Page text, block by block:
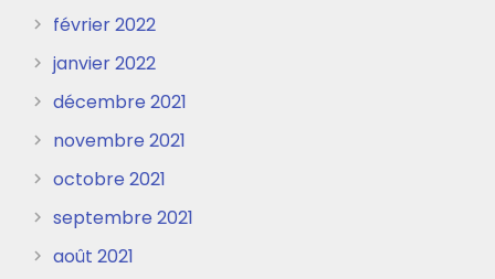
février 2022
janvier 2022
décembre 2021
novembre 2021
octobre 2021
septembre 2021
août 2021